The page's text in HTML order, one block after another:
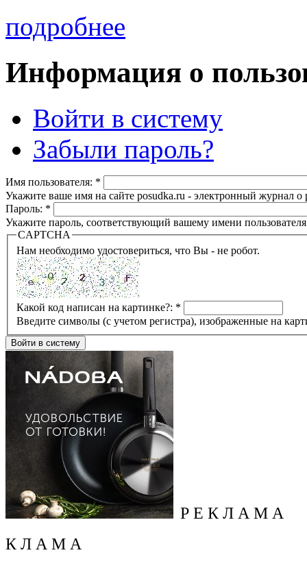
подробнее
Информация о
Войти в систему
Забыли пароль?
Имя пользователя: *
Укажите ваше имя на сайте posudka.ru - электронный журнал
Пароль: *
Укажите пароль, соответствующий вашему имени
CAPTCHA
Нам необходимо удостовериться, что Вы - не робот.
Какой код написан на картинке?: *
Введите символы (с учетом регистра), изображенные на
Р Е К Л А М А
К Л А М А